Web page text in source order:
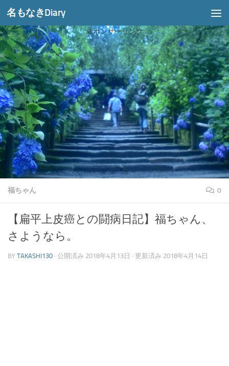
コンテンツへスキップ
名もなきDiary
スポンサーリンク
福ちゃん 0
【扁平上皮癌との闘病日記】福ちゃん、
さようなら。
BY TAKASHI130 · 公開済み 2018年4月13日 · 更新済み 2018年4月14日